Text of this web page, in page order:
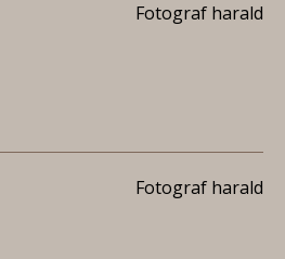
Fotograf harald
Fotograf harald